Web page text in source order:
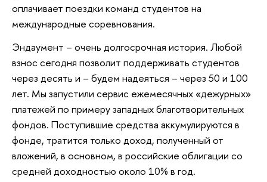
оплачивает поездки команд студентов на
международные соревнования.
Эндаумент – очень долгосрочная история. Любой
взнос сегодня позволит поддерживать студентов
через десять и – будем надеяться – через 50 и 100
лет. Мы запустили сервис ежемесячных «дежурных»
платежей по примеру западных благотворительных
фондов. Поступившие средства аккумулируются в
фонде, тратится только доход, полученный от
вложений, в основном, в российские облигации со
средней доходностью около 10% в год.